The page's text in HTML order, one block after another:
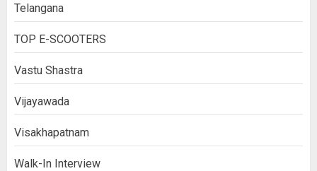
Telangana
TOP E-SCOOTERS
Vastu Shastra
Vijayawada
Visakhapatnam
Walk-In Interview